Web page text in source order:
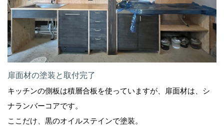
扉面材の塗装と取付完了
キッチンの側板は積層合板を使っていますが、扉面材は、シ
ナランバーコアです。
ここだけ、黒のオイルステインで塗装。